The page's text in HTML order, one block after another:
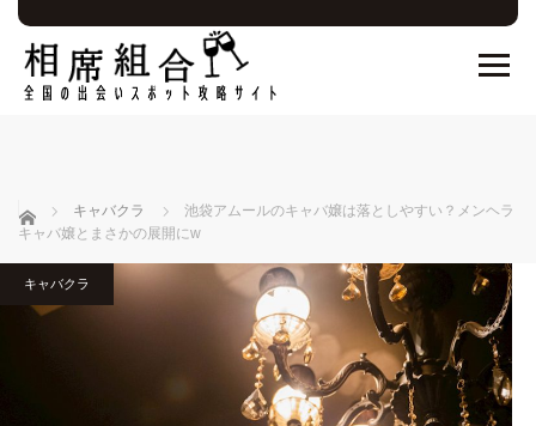
ホーム キャバクラ
池袋アムールのキャバ嬢は落としやすい？メンヘラ
キャバ嬢とまさかの展開にw
キャバクラ